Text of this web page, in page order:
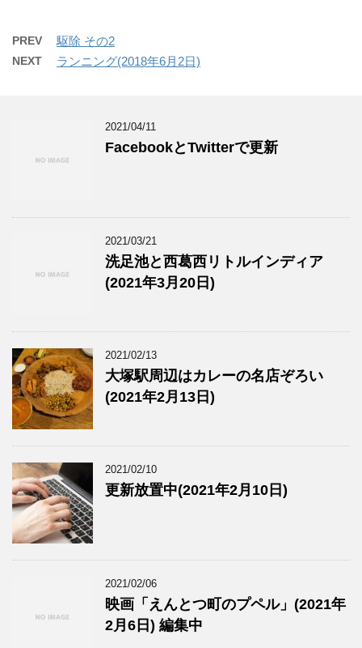
PREV 駆除 その2
NEXT ランニング(2018年6月2日)
2021/04/11
FacebookとTwitterで更新
2021/03/21
洗足池と西葛西リトルインディア
(2021年3月20日)
2021/02/13
大塚駅周辺はカレーの名店ぞろい
(2021年2月13日)
2021/02/10
更新放置中(2021年2月10日)
2021/02/06
映画「えんとつ町のプペル」(2021年
2月6日) 編集中